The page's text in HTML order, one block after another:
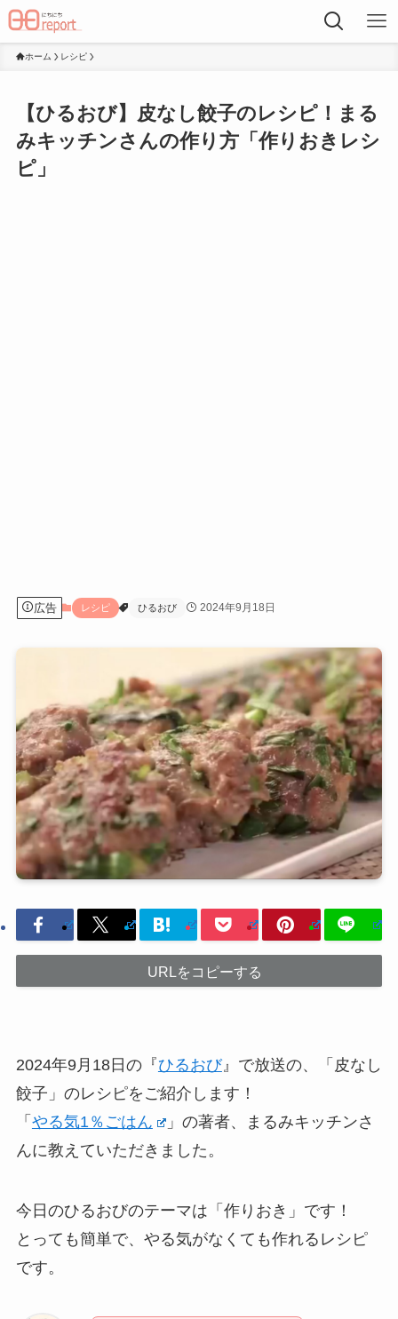
ホーム レシピ
【ひるおび】皮なし餃子のレシピ！まる
みキッチンさんの作り方「作りおきレシ
ピ」
広告 レシピ ひるおび 2024年9月18日
URLをコピーする
2024年9月18日の『ひるおび』で放送の、「皮なし
餃子」のレシピをご紹介します！
「 やる気1％ごはん
」の著者、まるみキッチンさ
んに教えていただきました。
今日のひるおびのテーマは「作りおき」です！
とっても簡単で、やる気がなくても作れるレシピ
です。